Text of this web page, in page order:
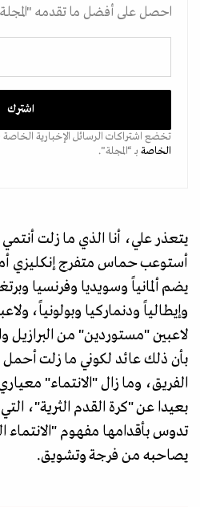
احصل على أفضل ما تقدمه
تخضع اشتراكات الرسائل الإخبارية
الخاصة بـ “المجلة".
يتعذر علي، أنا الذي ما زلت
أستوعب حماس متفرج إنكليزي
يضم ألمانياً وسويديا وفرنسيا
وإيطالياً ودنماركيا وبولونياً،
لاعبين "مستوردين" من البرازيل
بأن ذلك عائد لكوني ما زلت
الفريق، وما زال "الانتماء"
بعيدا عن "كرة القدم الثرية"،
تدوس بأقدامها مفهوم "الانتماء
يصاحبه من فرجة وتشويق.